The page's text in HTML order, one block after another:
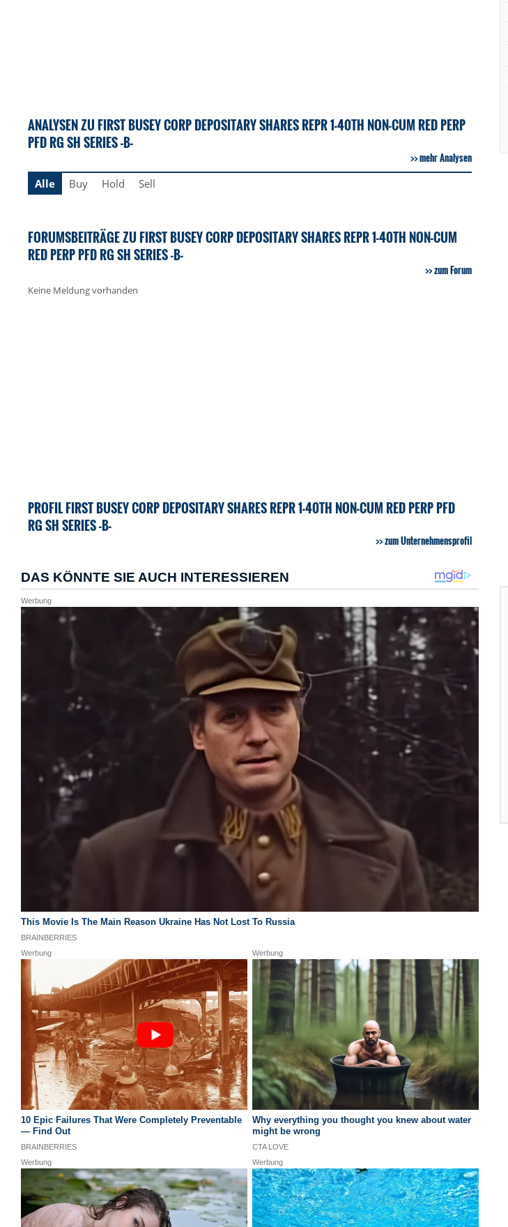
ANALYSEN ZU FIRST BUSEY CORP DEPOSITARY SHARES REPR 1-40TH NON-CUM RED PERP
PFD RG SH SERIES -B-
mehr Analysen
Alle
Buy Hold Sell
FORUMSBEITRÄGE ZU FIRST BUSEY CORP DEPOSITARY SHARES REPR 1-40TH NON-CUM
RED PERP PFD RG SH SERIES -B-
zum Forum
Keine Meldung vorhanden
PROFIL FIRST BUSEY CORP DEPOSITARY SHARES REPR 1-40TH NON-CUM RED PERP PFD
RG SH SERIES -B-
zum Unternehmensprofil